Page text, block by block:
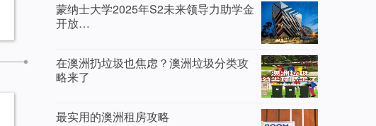
蒙纳士大学2025年S2未来领导力助学金
开放…
在澳洲扔垃圾也焦虑？澳洲垃圾分类攻
略来了
最实用的澳洲租房攻略